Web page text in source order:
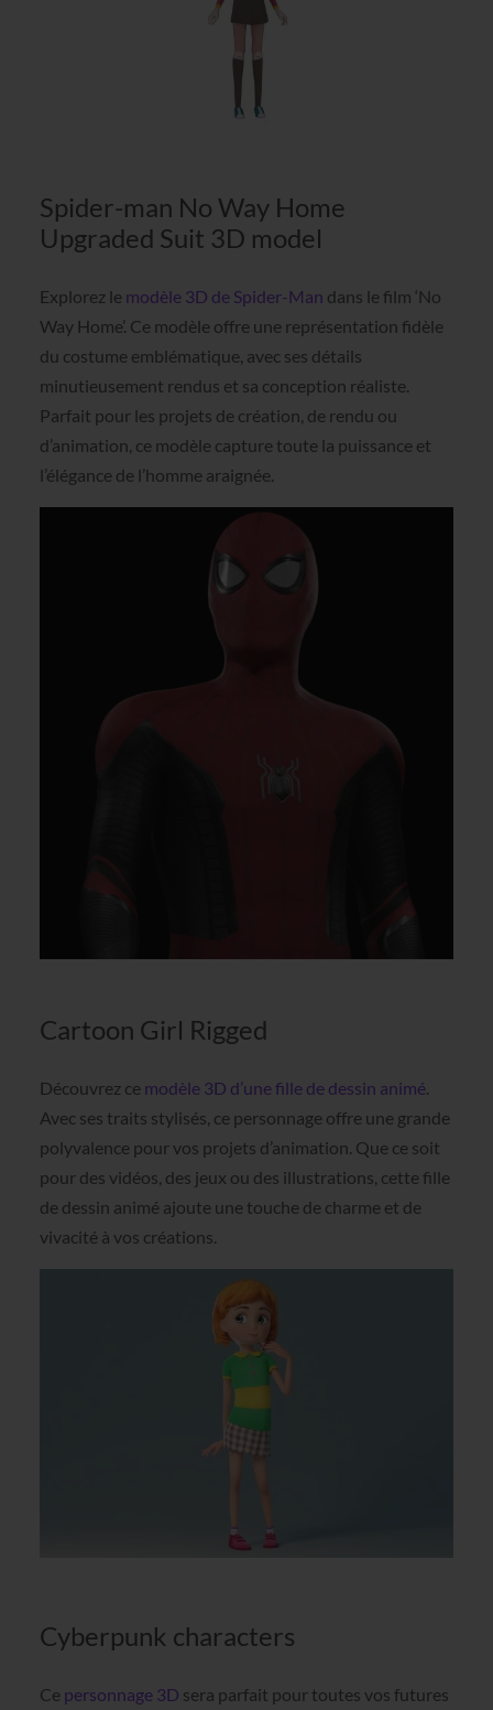
Spider-man No Way Home
Upgraded Suit 3D model
Explorez le modèle 3D de Spider-Man dans le film ‘No
Way Home’. Ce modèle offre une représentation fidèle
du costume emblématique, avec ses détails
minutieusement rendus et sa conception réaliste.
Parfait pour les projets de création, de rendu ou
d’animation, ce modèle capture toute la puissance et
l’élégance de l’homme araignée.
Cartoon Girl Rigged
Découvrez ce modèle 3D d’une fille de dessin animé.
Avec ses traits stylisés, ce personnage offre une grande
polyvalence pour vos projets d’animation. Que ce soit
pour des vidéos, des jeux ou des illustrations, cette fille
de dessin animé ajoute une touche de charme et de
vivacité à vos créations.
Cyberpunk characters
Ce personnage 3D sera parfait pour toutes vos futures